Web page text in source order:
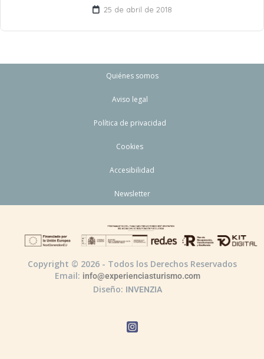
25 de abril de 2018
Quiénes somos
Aviso legal
Política de privacidad
Cookies
Accesibilidad
Newsletter
Copyright © 2026 - Todos los Derechos Reservados
Email: info@experienciasturismo.com
Diseño: INVENZIA